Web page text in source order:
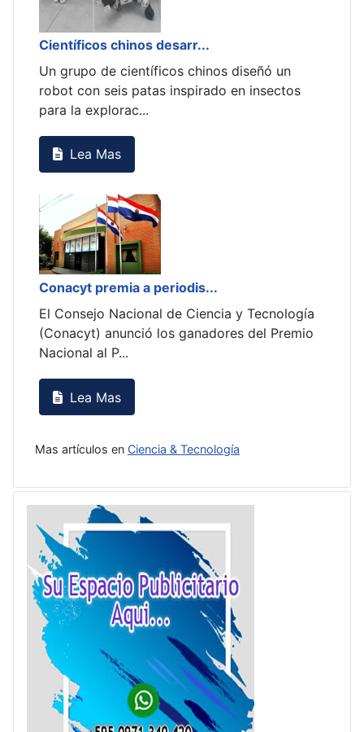
Científicos chinos desarr...
Un grupo de científicos chinos diseñó un
robot con seis patas inspirado en insectos
para la explorac...
Lea Mas
Conacyt premia a periodis...
El Consejo Nacional de Ciencia y Tecnología
(Conacyt) anunció los ganadores del Premio
Nacional al P...
Lea Mas
Mas artículos en Ciencia & Tecnología